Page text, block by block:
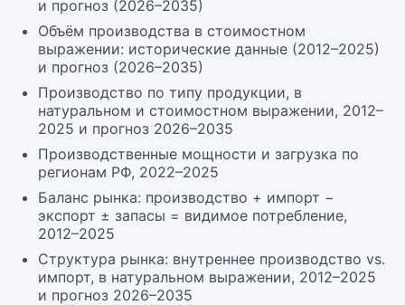
и прогноз (2026–2035)
Объём производства в стоимостном
выражении: исторические данные (2012–2025)
и прогноз (2026–2035)
Производство по типу продукции, в
натуральном и стоимостном выражении, 2012–
2025 и прогноз 2026–2035
Производственные мощности и загрузка по
регионам РФ, 2022–2025
Баланс рынка: производство + импорт −
экспорт ± запасы = видимое потребление,
2012–2025
Структура рынка: внутреннее производство vs.
импорт, в натуральном выражении, 2012–2025
и прогноз 2026–2035